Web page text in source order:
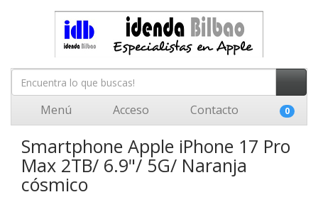
Menú Acceso Contacto 0
Smartphone Apple iPhone 17 Pro
Max 2TB/ 6.9"/ 5G/ Naranja
cósmico